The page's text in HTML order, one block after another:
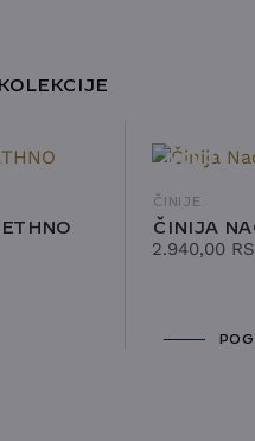
NOVO
ČINIJE
ČINIJA
2.940,00